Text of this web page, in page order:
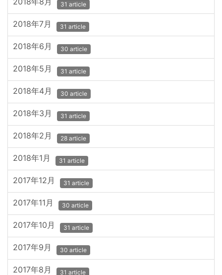
31 article
2018年7月 31 article
2018年6月 30 article
2018年5月 31 article
2018年4月 30 article
2018年3月 31 article
2018年2月 28 article
2018年1月 31 article
2017年12月 31 article
2017年11月 30 article
2017年10月 31 article
2017年9月 30 article
2017年8月 31 article